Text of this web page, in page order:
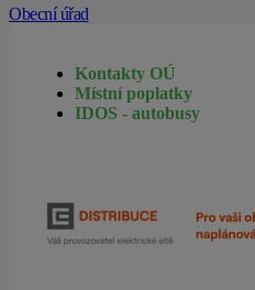
Obecní úřad
Kontakty OÚ
Místní poplatky
IDOS - autobusy